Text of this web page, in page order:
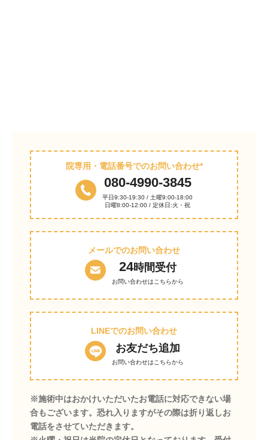
院専用・電話番号でのお問い合わせ*
080-4990-3845
平日9:30-19:30 / 土曜9:00-18:00
日曜8:00-12:00 / 定休日:火・祝
メールでのお問い合わせ
24時間受付
お問い合わせはこちらから
LINEでのお問い合わせ
お友だち追加
お問い合わせはこちらから
※施術中はおかけいただいたお電話に対応できない場
合もございます。恐れ入りますがその際は折り返しお
電話をさせていただきます。